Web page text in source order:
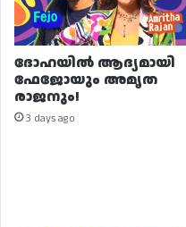
ദോഹയിൽ ആദ്യമായി
ഫേജോയും അമൃത
രാജനും!
3 days ago